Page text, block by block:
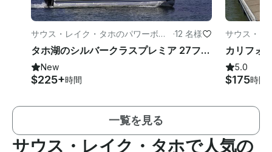
サウス・レイク・タホのパワーボー
ト
·12 名様
タホ湖のシルバークラスプレミア 27フィートクレストポンツーン!
New
$225+時間
サウス・レ
ト
5.0
$175時間
一覧を見る
サウス・レイク・タホで人気の